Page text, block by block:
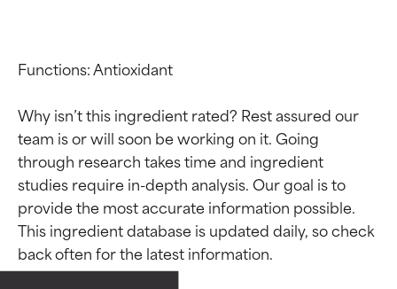
Functions: Antioxidant
Why isn’t this ingredient rated? Rest assured our
team is or will soon be working on it. Going
through research takes time and ingredient
studies require in-depth analysis. Our goal is to
provide the most accurate information possible.
This ingredient database is updated daily, so check
Calificaciones de
ingredientes
Calificaciones de
ingredientes